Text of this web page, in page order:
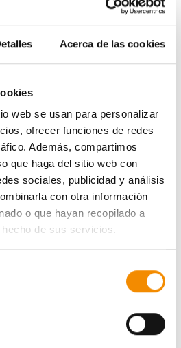
Acerca de las cookies
web se usan para personalizar
ofrecer funciones de redes
Además, compartimos
que haga del sitio web con
sociales, publicidad y análisis
con otra información
o que hayan recopilado a
de sus servicios.